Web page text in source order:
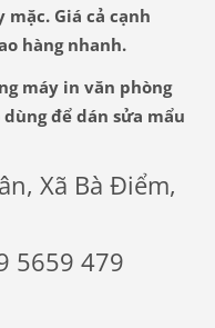
Giá cả cạnh
hàng nhanh.
máy in văn phòng
để dán sửa mẩu
Xã Bà Điểm,
5659 479